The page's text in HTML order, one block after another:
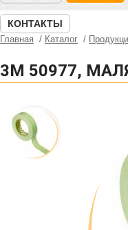
КОНТАКТЫ
Главная Каталог
3M 50977,